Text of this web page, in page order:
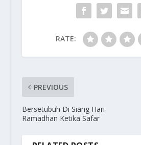
RATE:
PREVIOUS
Bersetubuh Di Siang Hari
Ramadhan Ketika Safar